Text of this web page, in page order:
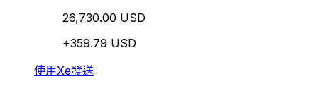
26,730.00 USD
+359.79 USD
使用Xe發送